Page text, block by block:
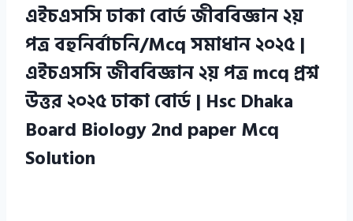
এইচএসসি ঢাকা বোর্ড জীববিজ্ঞান ২য়
পত্র বহুনির্বাচনি/Mcq সমাধান ২০২৫ |
এইচএসসি জীববিজ্ঞান ২য় পত্র mcq প্রশ্ন
উত্তর ২০২৫ ঢাকা বোর্ড | Hsc Dhaka
Board Biology 2nd paper Mcq
Solution